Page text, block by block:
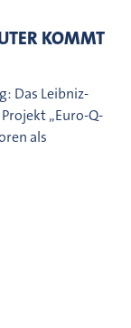
KOMMT
Das Leibniz-
„Euro-Q-
als